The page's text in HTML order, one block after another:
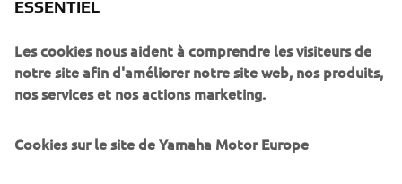
reprise de 2 000 €. Il est temps de conquérir un nouveau
DÉSOLÉ ! CET ÉVÉNEMENT EST
ESSENTIEL
Les cookies nous aident à comprendre les visiteurs de
notre site afin d'améliorer notre site web, nos produits,
nos services et nos actions marketing.
Cookies sur le site de Yamaha Motor Europe